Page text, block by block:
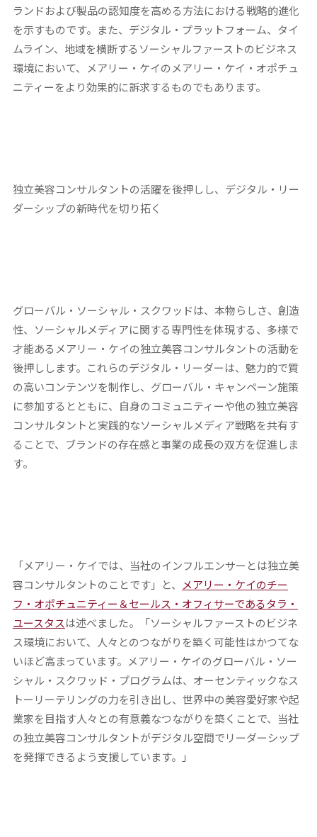
ランドおよび製品の認知度を高める方法における戦略的進化
を示すものです。また、デジタル・プラットフォーム、タイ
ムライン、地域を横断するソーシャルファーストのビジネス
環境において、メアリー・ケイのメアリー・ケイ・オポチュ
ニティーをより効果的に訴求するものでもあります。
独立美容コンサルタントの活躍を後押しし、デジタル・リー
ダーシップの新時代を切り拓く
グローバル・ソーシャル・スクワッドは、本物らしさ、創造
性、ソーシャルメディアに関する専門性を体現する、多様で
才能あるメアリー・ケイの独立美容コンサルタントの活動を
後押しします。これらのデジタル・リーダーは、魅力的で質
の高いコンテンツを制作し、グローバル・キャンペーン施策
に参加するとともに、自身のコミュニティーや他の独立美容
コンサルタントと実践的なソーシャルメディア戦略を共有す
ることで、ブランドの存在感と事業の成長の双方を促進しま
す。
「メアリー・ケイでは、当社のインフルエンサーとは独立美
容コンサルタントのことです」と、 メアリー・ケイのチー
フ・オポチュニティー＆セールス・オフィサーであるタラ・
ユースタスは述べました。「ソーシャルファーストのビジネ
ス環境において、人々とのつながりを築く可能性はかつてな
いほど高まっています。メアリー・ケイのグローバル・ソー
シャル・スクワッド・プログラムは、オーセンティックなス
トーリーテリングの力を引き出し、世界中の美容愛好家や起
業家を目指す人々との有意義なつながりを築くことで、当社
の独立美容コンサルタントがデジタル空間でリーダーシップ
を発揮できるよう支援しています。」